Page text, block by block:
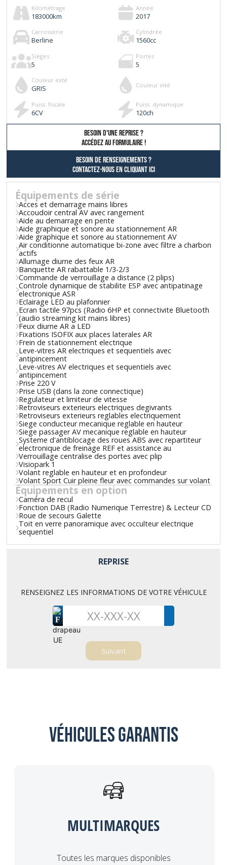
Kilométrage
183000km
Année
2017
Carrosserie
Berline
Cylindrée
1560cc
Sièges
5
Portes
5
Couleur exté
GRIS Couleur inté
Puiss. fiscale
6CV
Puiss. dynamique
120ch
besoin d'une reprise ?
AccÉdez au formulaire !
Besoin de renseignements ?
contactez-nous en cliquant ici
Équipements de série
Acces et demarrage mains libres
Accoudoir central AV avec rangement
Aide au demarrage en pente
Aide graphique et sonore au stationnement AR
Aide graphique et sonore au stationnement AV
Air conditionne automatique bi-zone avec filtre a charbon
actifs
Allumage diurne des feux AR
Banquette AR rabattable 1/3-2/3
Commande de verrouillage a distance (2 plips)
Controle dynamique de stabilite ESP avec antipatinage
electronique ASR
Eclairage LED au plafonnier
Ecran tactile 97pcs (Radio 6HP et connectivite Bluetooth
(audio streaming kit mains libres)
Feux diurne AR a LED
Fixations ISOFIX aux places laterales AR
Frein de stationnement electrique
Leve-vitres AR electriques et sequentiels avec
antipincement
Leve-vitres AV electriques et sequentiels avec
antipincement
Prise 220 V
Prise USB (dans la zone connectique)
Regulateur et limiteur de vitesse
Retroviseurs exterieurs electriques degivrants
Retroviseurs exterieurs reglables electriquement
Siege conducteur mecanique reglable en hauteur
Siege passager AV mecanique reglable en hauteur
Systeme d'antiblocage des roues ABS avec repartiteur
electronique de freinage REF et assistance au
Verrouillage centralise des portes avec plip
Visiopark 1
Volant reglable en hauteur et en profondeur
Volant Sport Cuir pleine fleur avec commandes sur volant
Équipements en option
Caméra de recul
Fonction DAB (Radio Numerique Terrestre) & Lecteur CD
Roue de secours Galette
Toit en verre panoramique avec occulteur electrique
sequentiel
REPRISE
RENSEIGNEZ LES INFORMATIONS DE VOTRE VÉHICULE
F
Véhicules garantis
MULTIMARQUES
Toutes les marques disponibles